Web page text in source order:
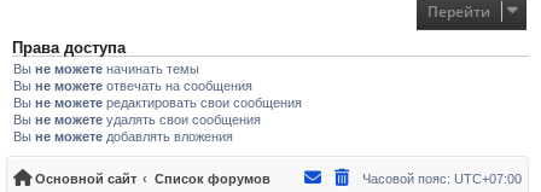
Перейти
Права доступа
Вы не можете начинать темы
Вы не можете отвечать на сообщения
Вы не можете редактировать свои сообщения
Вы не можете удалять свои сообщения
Вы не можете добавлять вложения
Основной сайт Список форумов Часовой пояс: UTC+07:00